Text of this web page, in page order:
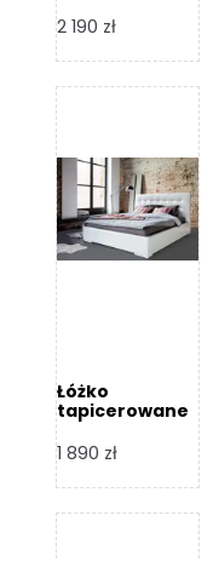
Design
2 190 zł
Łóżko
tapicerowane
Design
1 890 zł